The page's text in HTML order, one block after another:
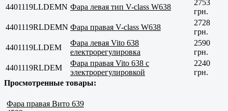
4401119LLDEMN Фара левая тип V-class W638
2753
грн.
4401119RLDEMN Фара правая V-class W638
2728
грн.
4401119LLDEM
Фара левая Vito 638
електрорегулировка
2590
грн.
4401119RLDEM
Фара правая Vito 638 с
электрорегулировкой
2240
грн.
Просмотренные товары:
Фара правая Вито 639